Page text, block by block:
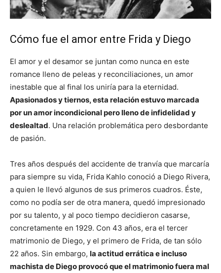
Cómo fue el amor entre Frida y Diego
El amor y el desamor se juntan como nunca en este
romance lleno de peleas y reconciliaciones, un amor
inestable que al final los uniría para la eternidad.
Apasionados y tiernos, esta relación estuvo marcada
por un amor incondicional pero lleno de infidelidad y
deslealtad. Una relación problemática pero desbordante
de pasión.
Tres años después del accidente de tranvía que marcaría
para siempre su vida, Frida Kahlo conoció a Diego Rivera,
a quien le llevó algunos de sus primeros cuadros. Éste,
como no podía ser de otra manera, quedó impresionado
por su talento, y al poco tiempo decidieron casarse,
concretamente en 1929. Con 43 años, era el tercer
matrimonio de Diego, y el primero de Frida, de tan sólo
22 años. Sin embargo, la actitud errática e incluso
machista de Diego provocó que el matrimonio fuera mal